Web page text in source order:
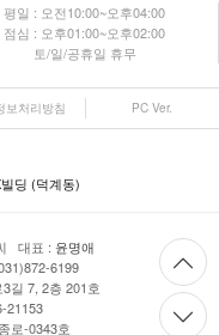
평일 : 오전10:00~오후04:00
점심 : 오후01:00~오후02:00
토/일/공휴일 휴무
보처리방침 PC Ver.
딩 (덕계동)
대표 : 윤명애
6199
길 7, 2층 201호
21153
로-0343호